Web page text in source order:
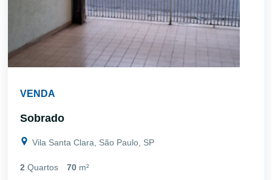
VENDA
Sobrado
Vila Santa Clara, São Paulo, SP
2 Quartos 70 m²